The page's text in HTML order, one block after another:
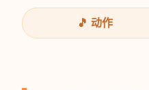
🎵 动作